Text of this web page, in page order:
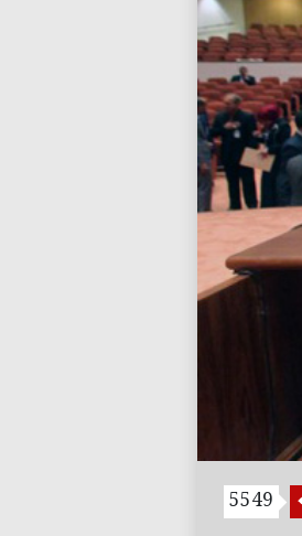
5549